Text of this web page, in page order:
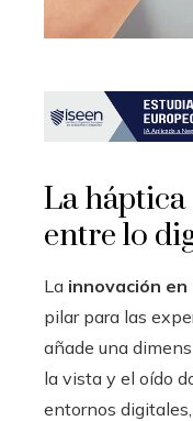
La
entre lo
La innovación
pilar para las
añade una
la vista y el oído
entornos